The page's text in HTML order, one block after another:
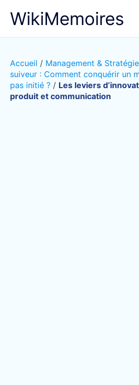
WikiMemoires
Accueil / Management & Stratégie
suiveur : Comment conquérir un
pas initié ? / Les leviers
produit et communication